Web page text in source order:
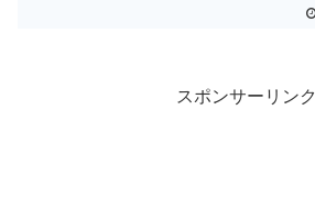
スポンサーリンク